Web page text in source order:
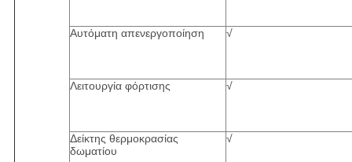
Αυτόματη απενεργοποίηση √
Λειτουργία φόρτισης √
Δείκτης θερμοκρασίας
δωματίου
√